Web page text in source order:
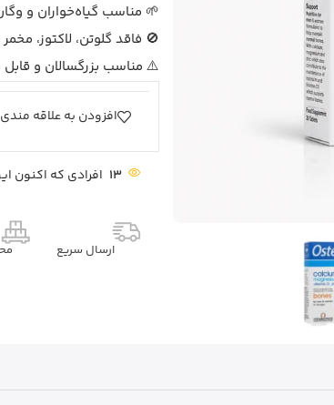
🌱 مناسب گیاه‌خواران و
🚫 فاقد گلوتن، لاکتوز،
⚠️ مناسب بزرگسالان و
افزودن به علاقه مندی
13 افرادی که اکنون
ارسال سریع